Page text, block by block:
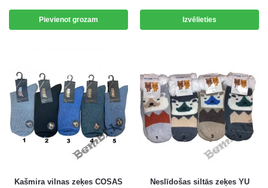
Pievienot grozam Izvēlieties
Kašmira vilnas zeķes COSAS
Neslīdošas siltās zeķes YU